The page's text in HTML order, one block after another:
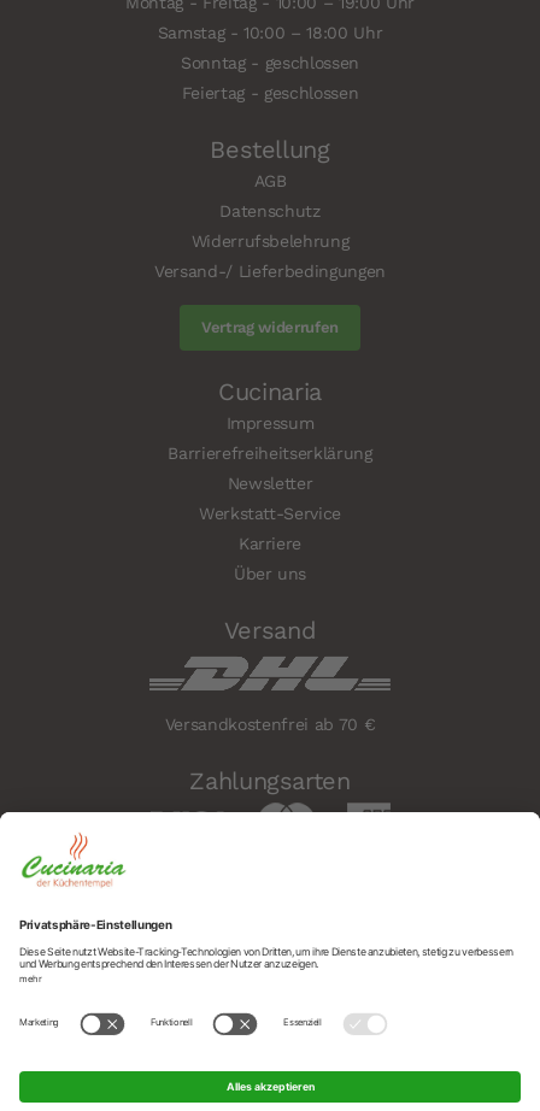
Samstag - 10:00 – 18:00 Uhr
Sonntag - geschlossen
Feiertag - geschlossen
Bestellung
AGB
Datenschutz
Widerrufsbelehrung
Versand-/ Lieferbedingungen
Vertrag widerrufen
Cucinaria
Impressum
Barrierefreiheitserklärung
Newsletter
Werkstatt-Service
Karriere
Über uns
Versand
Versandkostenfrei ab 70 €
Zahlungsarten
Sicherheit